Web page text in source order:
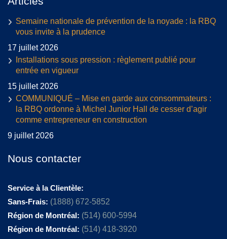
Semaine nationale de prévention de la noyade : la RBQ
vous invite à la prudence
17 juillet 2026
Installations sous pression : règlement publié pour
entrée en vigueur
15 juillet 2026
COMMUNIQUÉ – Mise en garde aux consommateurs :
la RBQ ordonne à Michel Junior Hall de cesser d’agir
comme entrepreneur en construction
9 juillet 2026
Nous contacter
Service à la Clientèle:
Sans-Frais: (1888) 672-5852
Région de Montréal: (514) 600-5994
Région de Montréal: (514) 418-3920